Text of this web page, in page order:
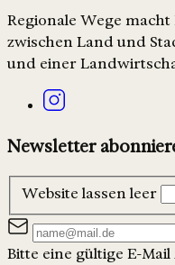
Regionale Wege
zwischen Land und
und einer
Newsletter
Website lassen leer
Bitte eine gültige E-